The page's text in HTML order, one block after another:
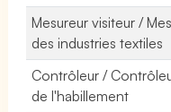
Mesureur visiteur /
des industries textiles
Contrôleur /
de l'habillement